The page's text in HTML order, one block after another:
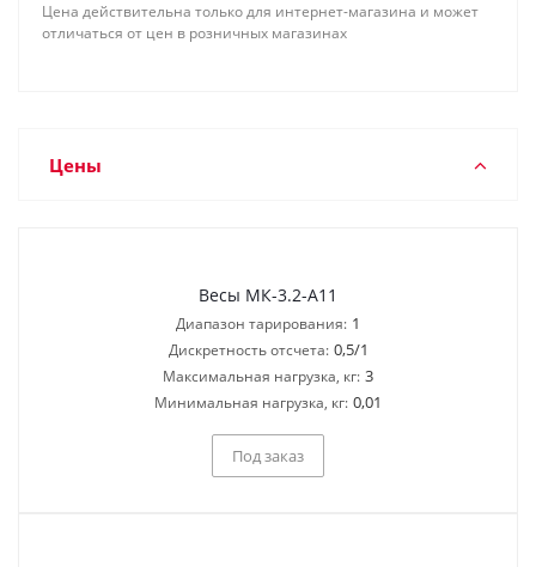
Цена действительна только для интернет-магазина и может
отличаться от цен в розничных магазинах
Цены
Весы МК-3.2-А11
Диапазон тарирования: 1
Дискретность отсчета: 0,5/1
Максимальная нагрузка, кг: 3
Минимальная нагрузка, кг: 0,01
Под заказ